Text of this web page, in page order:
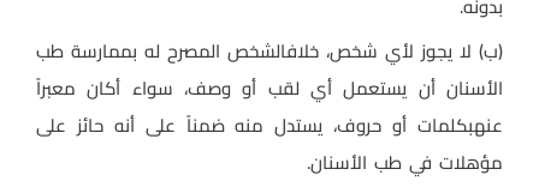
(ب) لا يجوز لأي شخص، خلافالشخص المصرح له بممارسة طب
الأسنان أن يستعمل أي لقب أو وصف، سواء أكان معبراً
عنهبكلمات أو حروف، يستدل منه ضمناً على أنه حائز على
مؤهلات في طب الأسنان.